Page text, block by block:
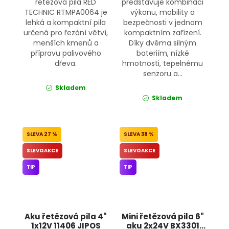
TECHNIC RTMPA0064 je
lehká a kompaktní pila
určená pro řezání větví,
menších kmenů a
přípravu palivového
dřeva.
Skladem
výkonu, mobility a
bezpečnosti v jednom
kompaktním zařízení.
Díky dvěma silným
bateriím, nízké
hmotnosti, tepelnému
senzoru a...
Skladem
Aku řetězová pila 4"
1x12V 11406 JIPOS
27 %
SLEVOAKCE
TIP
Mini řetězová pila 6"
aku 2x24V BX3301
38 %
SLEVOAKCE
TIP